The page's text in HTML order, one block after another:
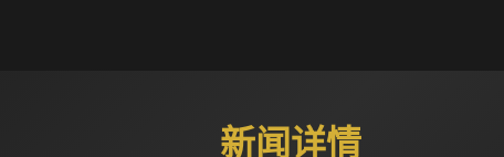
新闻详情